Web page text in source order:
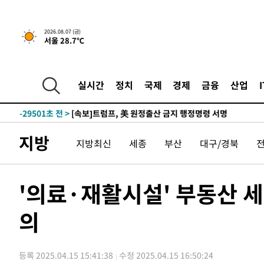
2026.08.07 (금)
서울 28.7℃
실시간 정치 국제 경제 금융 산업
-27201초 전 >
[속보] 뉴욕증시, 일제 하락 마감…나스닥 0.06%↓
-31350초 전 >
발효
-29501초 전 > [속보]트럼프, 美 원정출산 금지 행정명령 서명
-31350초 전 >
[속보]美, 폴리실리콘 수입 규제…파생제품 15% 관세,
-29501초 전 >[속보]트럼프, 美 원정출산 금지 행정명령 서명
지방 지방최신 세종 부산 대구/경북
'의료·재활시설' 부동산
의
등록 2025.04.15 15:41:38 수정 2025.04.15 16:50:24